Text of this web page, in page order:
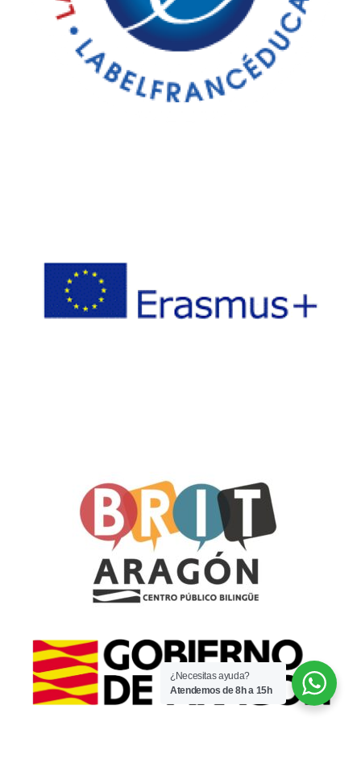
¿Necesitas ayuda?
Atendemos de 8h a 15h